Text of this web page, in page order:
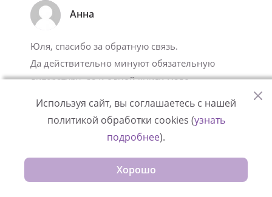
Анна
Юля, спасибо за обратную связь.
Да действительно минуют обязательную
литературу, да и одной книги мало
очень, все имеют право на свое мнение.
Конечно все, кто ставят себя ближе к
приемным деткам и отодвигают
любви или из страха. Многие не знают и
не хотят разбираться в этом важном
Используя сайт, вы соглашаетесь с нашей
политикой обработки cookies (узнать
подробнее).
Хорошо